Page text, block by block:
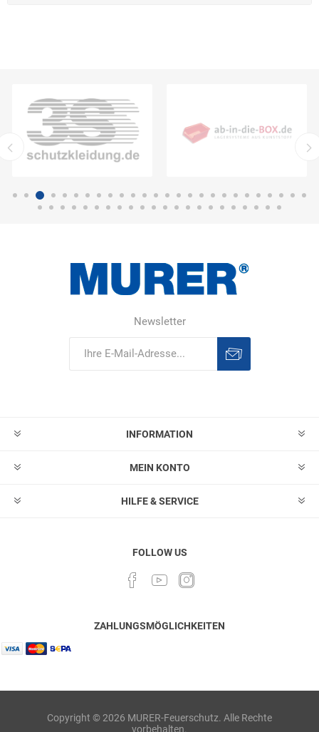
Newsletter
INFORMATION
MEIN KONTO
HILFE & SERVICE
FOLLOW US
ZAHLUNGSMÖGLICHKEITEN
Copyright © 2026 MURER-Feuerschutz. Alle Rechte
vorbehalten.